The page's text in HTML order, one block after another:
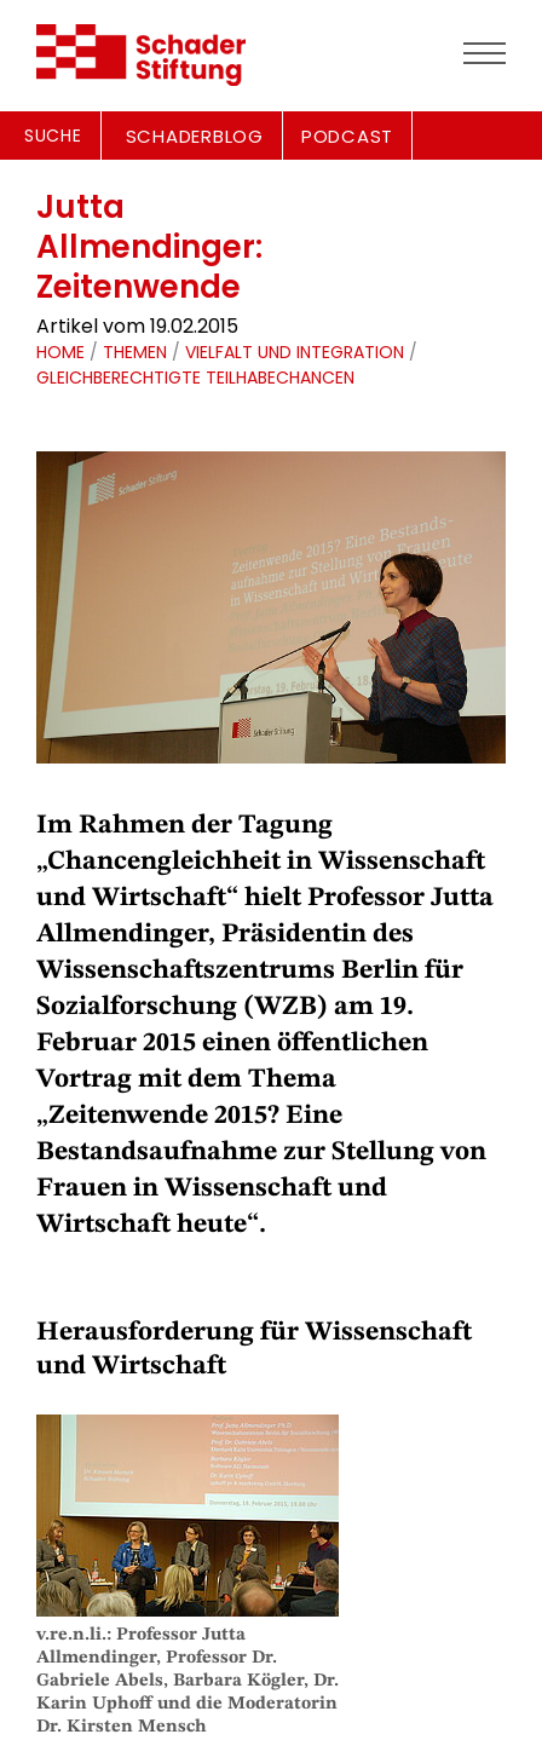
SUCHE SCHADERBLOG PODCAST
Jutta
Allmendinger:
Zeitenwende
Artikel vom 19.02.2015
HOME / THEMEN / VIELFALT UND INTEGRATION /
GLEICHBERECHTIGTE TEILHABECHANCEN
Im Rahmen der Tagung
„Chancengleichheit in Wissenschaft
und Wirtschaft“ hielt Professor Jutta
Allmendinger, Präsidentin des
Wissenschaftszentrums Berlin für
Sozialforschung (WZB) am 19.
Februar 2015 einen öffentlichen
Vortrag mit dem Thema
„Zeitenwende 2015? Eine
Bestandsaufnahme zur Stellung von
Frauen in Wissenschaft und
Wirtschaft heute“.
Herausforderung für Wissenschaft
und Wirtschaft
v.re.n.li.: Professor Jutta
Allmendinger, Professor Dr.
Gabriele Abels, Barbara Kögler, Dr.
Karin Uphoff und die Moderatorin
Dr. Kirsten Mensch